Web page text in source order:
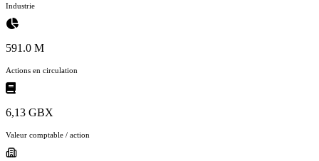
Industrie
591.0 M
Actions en circulation
6,13 GBX
Valeur comptable / action